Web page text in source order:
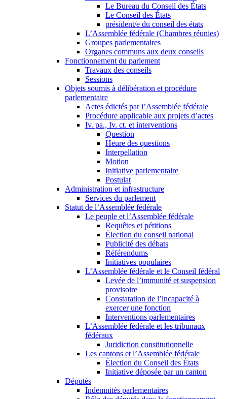
Le Bureau du Conseil des États
Le Conseil des États
président/e du conseil des états
L’Assemblée fédérale (Chambres réunies)
Groupes parlementaires
Organes communs aux deux conseils
Fonctionnement du parlement
Travaux des conseils
Sessions
Objets soumis à délibération et procédure
parlementaire
Actes édictés par l’Assemblée fédérale
Procédure applicable aux projets d’actes
Iv. pa., Iv. ct. et interventions
Question
Heure des questions
Interpellation
Motion
Initiative parlementaire
Postulat
Administration et infrastructure
Services du parlement
Statut de l’Assemblée fédérale
Le peuple et l’Assemblée fédérale
Requêtes et pétitions
Élection du conseil national
Publicité des débats
Référendums
Initiatives populaires
L’Assemblée fédérale et le Conseil fédéral
Levée de l’immunité et suspension
provisoire
Constatation de l’incapacité à
exercer une fonction
Interventions parlementaires
L’Assemblée fédérale et les tribunaux
fédéraux
Juridiction constitutionnelle
Les cantons et l’Assemblée fédérale
Élection du Conseil des États
Initiative déposée par un canton
Députés
Indemnités parlementaires